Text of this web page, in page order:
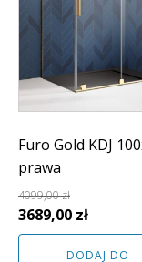
Furo Gold KDJ
prawa
4099,00zł
Pierwotna
cena
3689,00 zł
cena
DODAJ DO